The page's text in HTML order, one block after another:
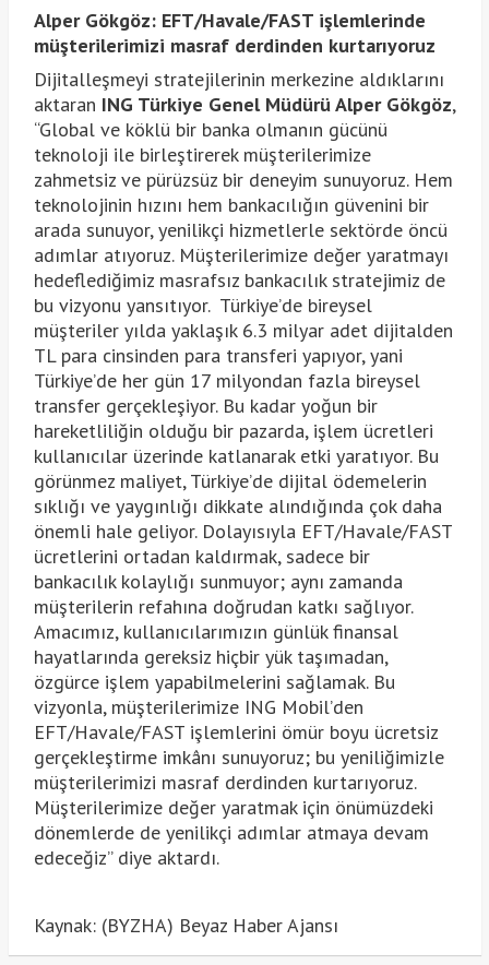
Alper Gökgöz: EFT/Havale/FAST işlemlerinde
müşterilerimizi masraf derdinden kurtarıyoruz
Dijitalleşmeyi stratejilerinin merkezine aldıklarını
aktaran ING Türkiye Genel Müdürü Alper Gökgöz,
“Global ve köklü bir banka olmanın gücünü
teknoloji ile birleştirerek müşterilerimize
zahmetsiz ve pürüzsüz bir deneyim sunuyoruz. Hem
teknolojinin hızını hem bankacılığın güvenini bir
arada sunuyor, yenilikçi hizmetlerle sektörde öncü
adımlar atıyoruz. Müşterilerimize değer yaratmayı
hedeflediğimiz masrafsız bankacılık stratejimiz de
bu vizyonu yansıtıyor. Türkiye’de bireysel
müşteriler yılda yaklaşık 6.3 milyar adet dijitalden
TL para cinsinden para transferi yapıyor, yani
Türkiye’de her gün 17 milyondan fazla bireysel
transfer gerçekleşiyor. Bu kadar yoğun bir
hareketliliğin olduğu bir pazarda, işlem ücretleri
kullanıcılar üzerinde katlanarak etki yaratıyor. Bu
görünmez maliyet, Türkiye’de dijital ödemelerin
sıklığı ve yaygınlığı dikkate alındığında çok daha
önemli hale geliyor. Dolayısıyla EFT/Havale/FAST
ücretlerini ortadan kaldırmak, sadece bir
bankacılık kolaylığı sunmuyor; aynı zamanda
müşterilerin refahına doğrudan katkı sağlıyor.
Amacımız, kullanıcılarımızın günlük finansal
hayatlarında gereksiz hiçbir yük taşımadan,
özgürce işlem yapabilmelerini sağlamak. Bu
vizyonla, müşterilerimize ING Mobil’den
EFT/Havale/FAST işlemlerini ömür boyu ücretsiz
gerçekleştirme imkânı sunuyoruz; bu yeniliğimizle
müşterilerimizi masraf derdinden kurtarıyoruz.
Müşterilerimize değer yaratmak için önümüzdeki
dönemlerde de yenilikçi adımlar atmaya devam
edeceğiz” diye aktardı.
Kaynak: (BYZHA) Beyaz Haber Ajansı